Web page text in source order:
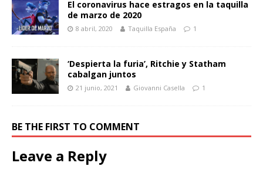
El coronavirus hace estragos en la taquilla
de marzo de 2020
8 abril, 2020 Taquilla España 1
‘Despierta la furia’, Ritchie y Statham
cabalgan juntos
21 junio, 2021 Giovanni Casella 1
BE THE FIRST TO COMMENT
Leave a Reply